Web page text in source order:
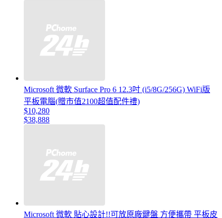
Microsoft 微軟 Surface Pro 6 12.3吋 (i5/8G/256G) WiFi版
平板電腦(贈市值2100超值配件禮)
$10,280
$38,888
Microsoft 微軟 貼心設計!!可放原廠鍵盤 方便攜帶 平板皮